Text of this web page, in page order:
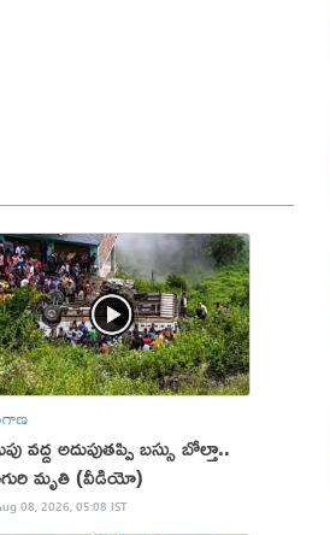
వద్ద అదుపుతప్పి బస్సు బోల్తా..
మృతి (వీడియో)
08, 2026, 05:08 IST